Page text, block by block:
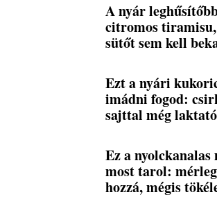
A nyár
citromos
sütőt sem kell
Ezt a nyári
imádni fogod:
sajttal még
Ez a nyolckanalas
most tarol:
hozzá, mégis